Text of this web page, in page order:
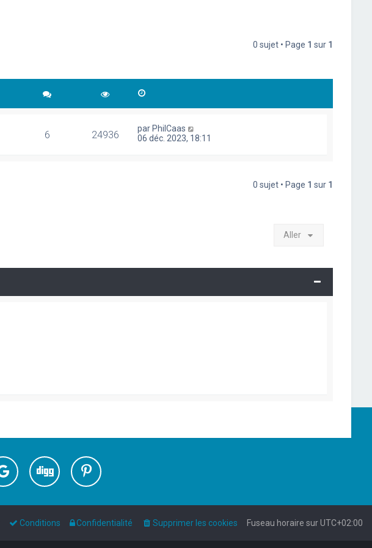
0 sujet • Page 1 sur 1
6 24936 par PhilCaas
06 déc. 2023, 18:11
0 sujet • Page 1 sur 1
Aller
Fuseau horaire surUTC+02:00
Supprimer les cookies
Confidentialité
Conditions